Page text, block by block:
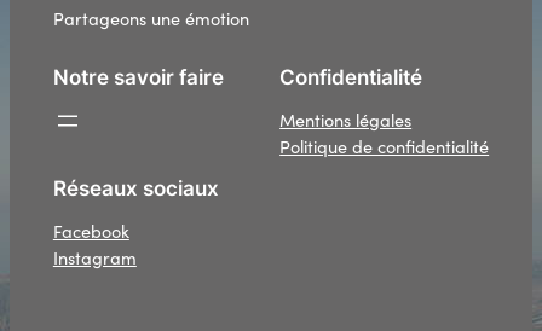
Partageons une émotion
Notre savoir faire
Confidentialité
Mentions légales
Politique de confidentialité
Réseaux sociaux
Facebook
Instagram